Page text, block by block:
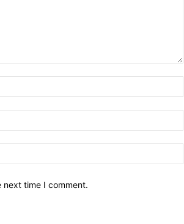
next time I comment.